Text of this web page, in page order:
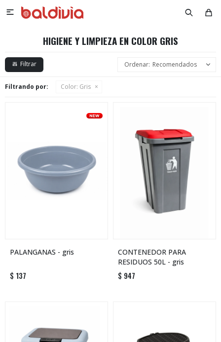

HIGIENE Y LIMPIEZA EN COLOR GRIS
Recomendados
Filtrando por: Color: Gris
PALANGANAS - gris
$ 137
CONTENEDOR PARA
RESIDUOS 50L - gris
$ 947